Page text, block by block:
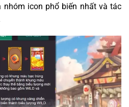
icon phổ biến nhất và tác